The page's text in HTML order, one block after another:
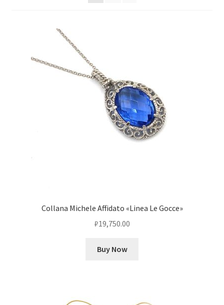
Подтверждение заказа
Collana Michele Affidato «Linea Le Gocce»
₽19,750.00
Buy Now